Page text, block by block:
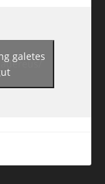
galetes